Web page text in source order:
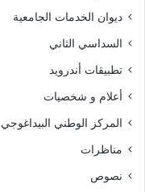
ديوان الخدمات الجامعية
السداسي الثاني
تطبيقات أندرويد
أعلام و شخصيات
المركز الوطني البيداغوجي
مناظرات
نصوص